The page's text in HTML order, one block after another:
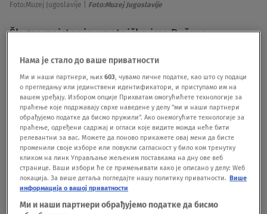
Foto:Muzej Jugoslavije Foto:Muzej Jugoslavije
Šlager majstor je umetničko ime Dušana
1968. godine, kada su se Arsen Dedić, Gabi Novak,
Tereza Kesovija, Đorđe Marjanović, Lola Novaković
i mnogi drugi muzičari afirmisali na
jugoslovenskom muzičkom nebu. Dušan je urednik
radijske emisije „U ritmu mladosti” koja se emituje
na Radio Aparatu. Poznat je kao pasionirani
kolekcionar vinila i član malog umetničkog
kolektiva Mahala Bounce koji više od 10 godina
Нама је стало до ваше приватности
Ми и наши партнери, њих603, чувамо личне податке, као што су подаци
о прегледању или јединствени идентификатори, и приступамо им на
вашем уређају. Избором опције Прихватам омогућићете технологије за
праћење које подржавају сврхе наведене у делу "ми и наши партнери
обрађујемо податке да бисмо пружили". Ако онемогућите технологије за
праћење, одређени садржај и огласи које видите можда неће бити
релевантни за вас. Можете да поново прикажете овај мени да бисте
променили своје изборе или повукли сагласност у било ком тренутку
кликом на линк Управљање жељеним поставкама на дну ове веб
странице. Ваши избори ће се примењивати како је описано у делу: Wеб
локација. За више детаља погледајте нашу политику приватности. Више
информација о вашој приватности
Ми и наши партнери обрађујемо податке да бисмо